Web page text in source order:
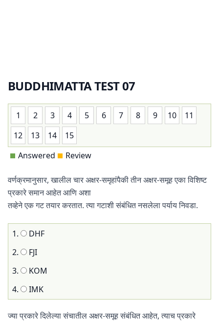
BUDDHIMATTA TEST 07
1 2 3 4 5 6 7 8 9 10
11
12
13 14
15
Answered
Review
वर्णक्रमानुसार, खालील चार अक्षर-समृहांपैकी तीन अक्षर-समूह एका विशिष्ट
प्रकारे समान आहेत आणि अशा
तव्हेने एक गट तयार करतात. त्या गटाशी संबंधित नसलेला पर्याय निवडा.
1.
DHF
2.
FJI
3.
KOM
4.
IMK
ज्या प्रकारे दिलेल्या संचातील अक्षर-समूह संबंधित आहेत, त्याच प्रकारे